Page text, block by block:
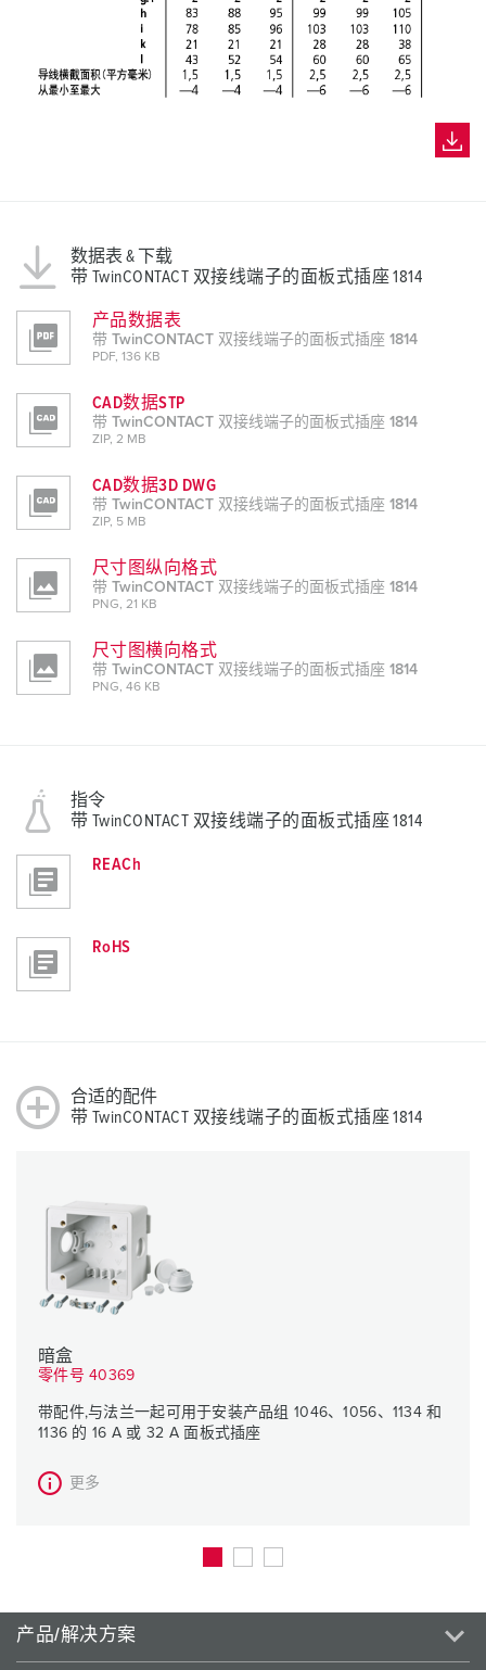
数据表 & 下载
带 TwinCONTACT 双接线端子的面板式插座 1814
产品数据表
带 TwinCONTACT 双接线端子的面板式插座 1814
PDF, 136 KB
CAD数据STP
带 TwinCONTACT 双接线端子的面板式插座 1814
ZIP, 2 MB
CAD数据3D DWG
带 TwinCONTACT 双接线端子的面板式插座 1814
ZIP, 5 MB
尺寸图纵向格式
带 TwinCONTACT 双接线端子的面板式插座 1814
PNG, 21 KB
尺寸图横向格式
带 TwinCONTACT 双接线端子的面板式插座 1814
PNG, 46 KB
指令
带 TwinCONTACT 双接线端子的面板式插座 1814
REACh
RoHS
合适的配件
带 TwinCONTACT 双接线端子的面板式插座 1814
暗盒
零件号 40369
带配件,与法兰一起可用于安装产品组 1046、1056、1134 和
1136 的 16 A 或 32 A 面板式插座
更多
产品/解决方案